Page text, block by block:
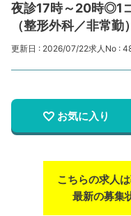
夜診17時～20時◎1
（整形外科／非常勤）
更新日 : 2026/07/22求人No :
お気に入り
こちらの求人
最新の募集